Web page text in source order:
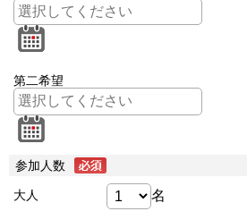
第二希望
参加人数
大人 名